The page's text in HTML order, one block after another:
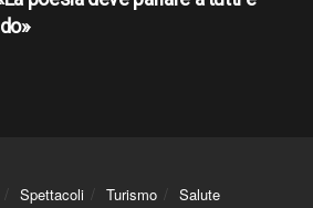
Spettacoli Turismo Salute